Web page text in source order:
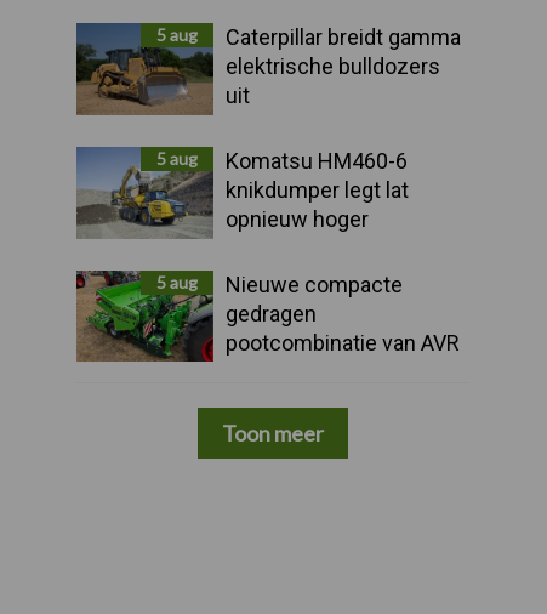
5 aug
Caterpillar breidt gamma
elektrische bulldozers
uit
5 aug
Komatsu HM460-6
knikdumper legt lat
opnieuw hoger
5 aug
Nieuwe compacte
gedragen
pootcombinatie van AVR
Toon meer